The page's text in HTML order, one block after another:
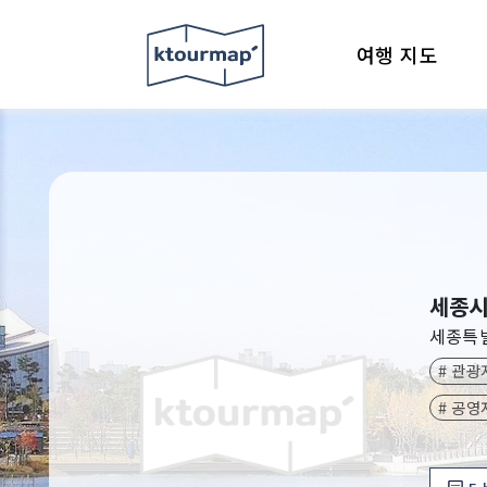
여행 지도
세종
세종특
# 관광
# 공영